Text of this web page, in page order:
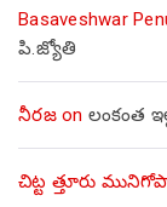
Basaveshwar
పి.జ్యోతి
నీరజon లంకంత
చిట్ట త్తూరు